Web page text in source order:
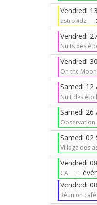
Vendredi
astrokidz
Vendredi
Nuits des
Vendredi
On the
Samedi 12
Nuit des
Samedi 26
Observation
Samedi 02
Village des
Vendredi
CA
::
Vendredi
Réunion café